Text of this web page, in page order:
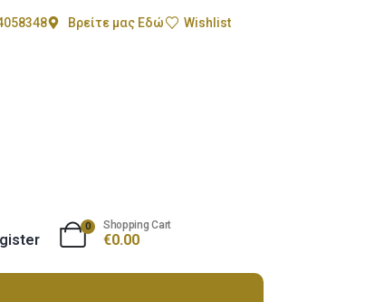
Βρείτε μας Εδώ Wishlist
0 Shopping Cart
€0.00